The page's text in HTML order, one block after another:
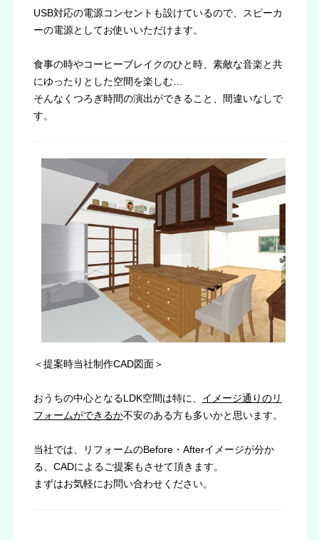
USB対応の電源コンセントも設けているので、スピーカ
ーの電源としてお使いいただけます。
食事の時やコーヒーブレイクのひと時、素敵な音楽と共
にゆったりとした空間を楽しむ…
そんなくつろぎ時間の演出ができること、間違いなしで
す。
＜提案時当社制作CAD図面＞
おうちの中心となるLDK空間は特に、 イメージ通りのリ
フォームができるか不安のある方も多いかと思います。
当社では、リフォームのBefore・Afterイメージが分か
る、CADによるご提案もさせて頂きます。
まずはお気軽にお問い合わせください。